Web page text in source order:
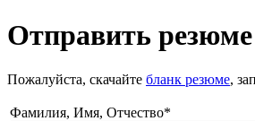
Отправить резюме
Пожалуйста, скачайте бланк резюме,
Фамилия, Имя, Отчество*